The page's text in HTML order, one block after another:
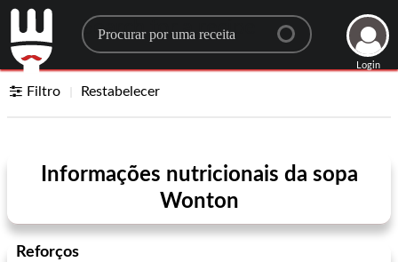
Search for a recipe
Login
Filtro Restabelecer
Informações nutricionais da sopa
Wonton
Reforços